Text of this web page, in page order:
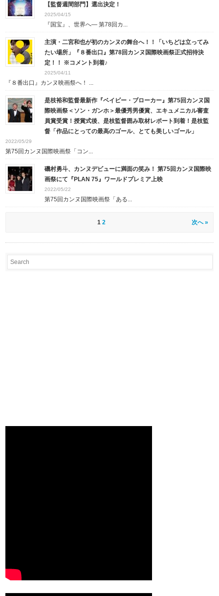
【監督週間部門】選出決定！
2025/04/15
『国宝』、世界へ― 第78回カ...
主演・二宮和也が初のカンヌの舞台へ！！「いちどは立ってみ
たい場所」『８番出口』第78回カンヌ国際映画祭正式招待決
定！！ ※コメント到着♪
2025/04/11
『８番出口』カンヌ映画祭へ！ ...
是枝裕和監督最新作『ベイビー・ブローカー』第75回カンヌ国
際映画祭＜ソン・ガンホ＞最優秀男優賞、エキュメニカル審査
員賞受賞！授賞式後、是枝監督囲み取材レポート到着！是枝監
督「作品にとっての最高のゴール、とても美しいゴール」
2022/05/29
第75回カンヌ国際映画祭「コン...
磯村勇斗、カンヌデビューに満面の笑み！ 第75回カンヌ国際映
画祭にて『PLAN 75』ワールドプレミア上映
2022/05/22
第75回カンヌ国際映画祭「ある...
1 2 次へ »